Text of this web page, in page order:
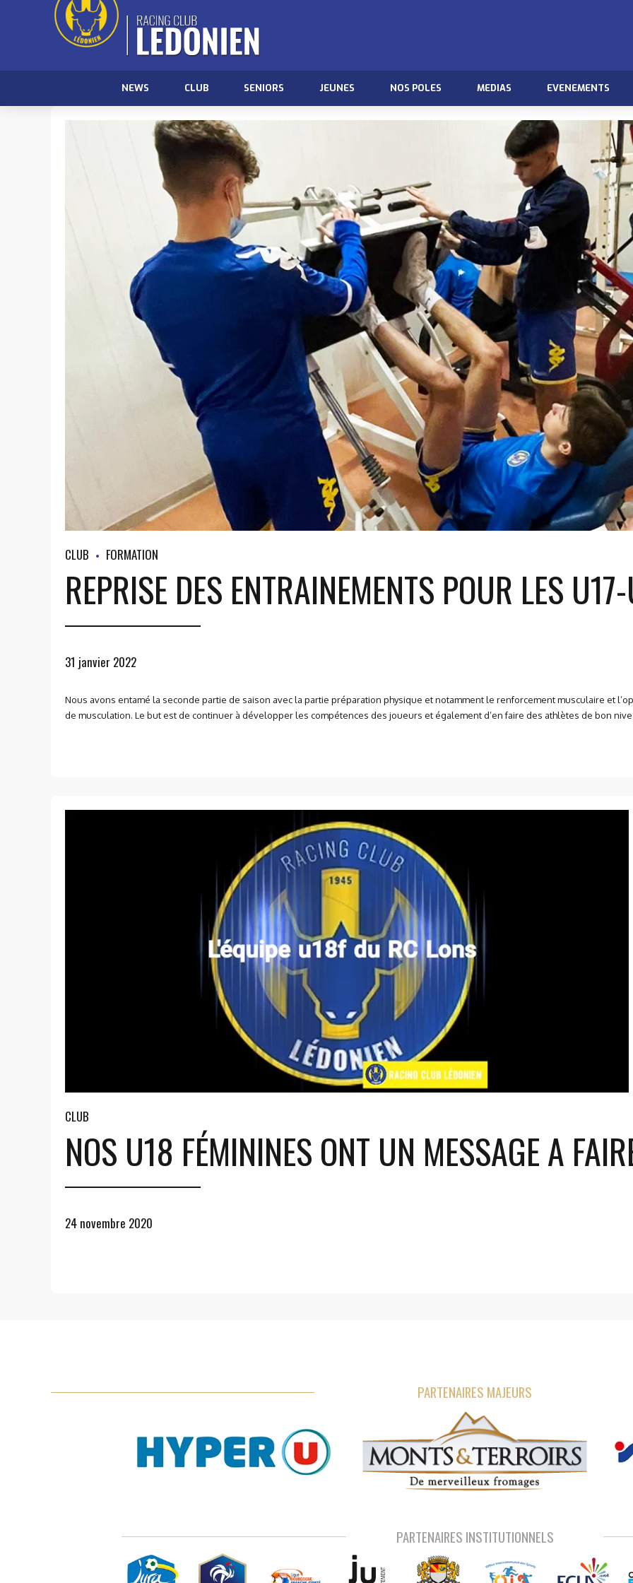
NEWS CLUB SENIORS JEUNES NOS POLES MEDIAS EVENEMENTS
CLUB FORMATION
REPRISE DES ENTRAINEMENTS POUR LES
31 janvier 2022
Nous avons entamé la seconde partie de saison avec la partie préparation physique et notamment le renforcement musculaire et
de musculation. Le but est de continuer à développer les compétences des joueurs et également d’en faire des athlètes de bon
CLUB
NOS U18 FÉMININES ONT UN MESSAGE A
24 novembre 2020
PARTENAIRES MAJEURS
PARTENAIRES INSTITUTIONNELS